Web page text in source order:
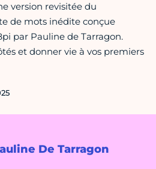
De Tarragon
version revisitée du
de mots inédite conçue
par Pauline de Tarragon.
et donner vie à vos premiers